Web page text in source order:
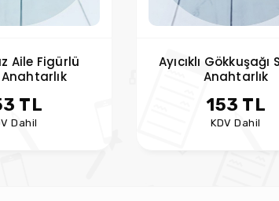
Aile Figürlü
TL
Dahil
Ayıcıklı Gökkuşağı
Anahtarlık
153 TL
KDV Dahil